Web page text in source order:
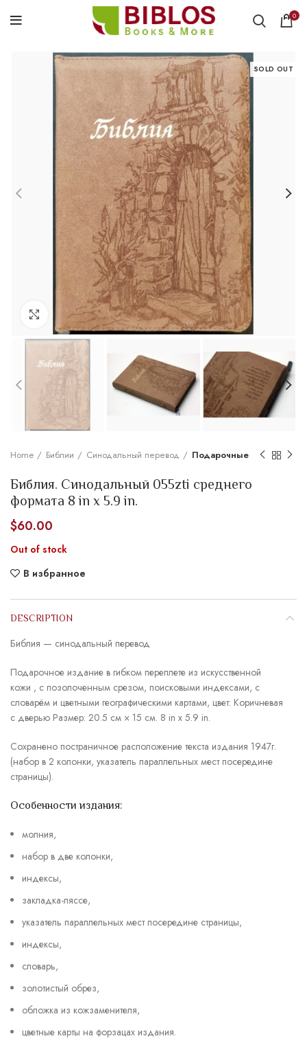
0
SOLD OUT
Увеличить
Home Библии Синодальный перевод Подарочные
Библия. Синодальный 055zti среднего
формата 8 in x 5.9 in.
$60.00
Out of stock
В избранное
DESCRIPTION
Библия — синодальный перевод
Подарочное издание в гибком переплете из искусственной
кожи , с позолоченным срезом, поисковыми индексами, с
словарём и цветными географическими картами, цвет: Коричневая
с дверью Размер: 20.5 см × 15 см. 8 in x 5.9 in.
Сохранено постраничное расположение текста издания 1947г.
(набор в 2 колонки, указатель параллельных мест посередине
страницы).
Особенности издания:
молния,
набор в две колонки,
индексы,
закладка-ляссе,
указатель параллельных мест посередине страницы,
индексы,
словарь,
золотистый обрез,
обложка из кожзаменителя,
цветные карты на форзацах издания.